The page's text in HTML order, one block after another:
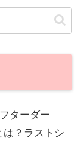
ターダー
は？ラストシ